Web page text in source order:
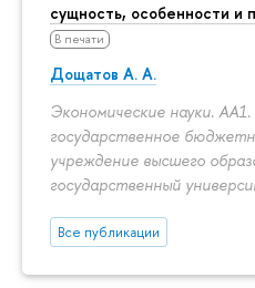
сущность, особенности и
В печати
Дощатов А. А.
Экономические науки.
государственное
учреждение высшего
государственный
Все публикации